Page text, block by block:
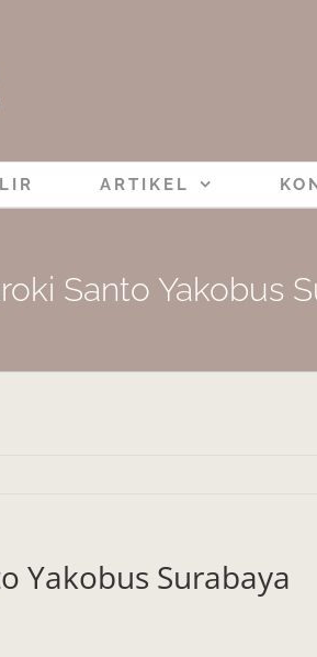
ARTIKEL
Santo Yakobus
Yakobus Surabaya